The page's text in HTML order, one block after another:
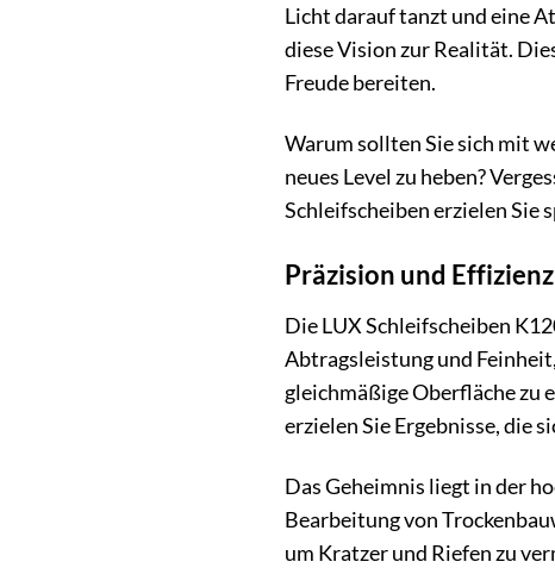
Licht darauf tanzt und eine
diese Vision zur Realität.
Freude bereiten.
Warum sollten Sie sich mit
neues Level zu heben?
Schleifscheiben erzielen Sie
Präzision und
Die LUX Schleifscheiben
Abtragsleistung und
gleichmäßige Oberfläche zu
erzielen Sie Ergebnisse, die
Das Geheimnis liegt in der
Bearbeitung von
um Kratzer und Riefen zu